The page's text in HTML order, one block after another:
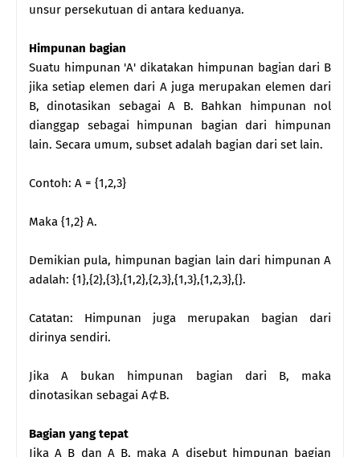
unsur persekutuan di antara keduanya.
Himpunan bagian
Suatu himpunan 'A' dikatakan himpunan bagian dari B
jika setiap elemen dari A juga merupakan elemen dari
B, dinotasikan sebagai A B. Bahkan himpunan nol
dianggap sebagai himpunan bagian dari himpunan
lain. Secara umum, subset adalah bagian dari set lain.
Contoh: A = {1,2,3}
Maka {1,2} A.
Demikian pula, himpunan bagian lain dari himpunan A
adalah: {1},{2},{3},{1,2},{2,3},{1,3},{1,2,3},{}.
Catatan: Himpunan juga merupakan bagian dari
dirinya sendiri.
Jika A bukan himpunan bagian dari B, maka
dinotasikan sebagai A⊄B.
Bagian yang tepat
Jika A B dan A B, maka A disebut himpunan bagian